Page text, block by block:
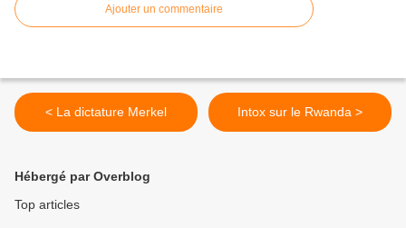
Ajouter un commentaire
< La dictature Merkel Intox sur le Rwanda >
Hébergé par Overblog
Top articles